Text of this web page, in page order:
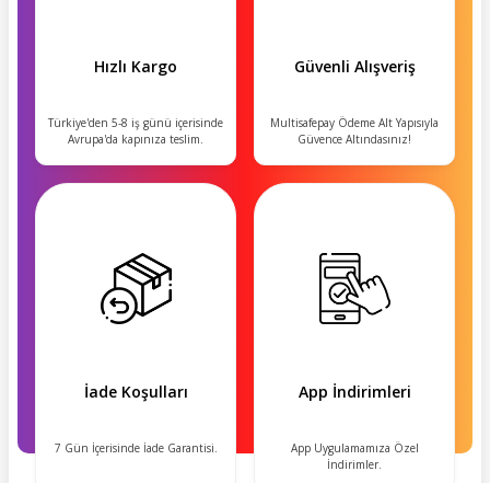
Hızlı Kargo
Türkiye'den 5-8 iş günü içerisinde
Avrupa'da kapınıza teslim.
Güvenli Alışveriş
Multisafepay Ödeme Alt Yapısıyla
Güvence Altındasınız!
İade Koşulları
7 Gün İçerisinde İade Garantisi.
App İndirimleri
App Uygulamamıza Özel
İndirimler.